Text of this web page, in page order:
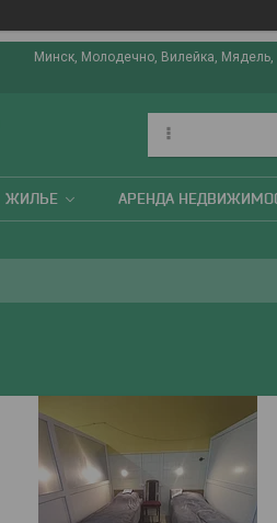
Минск, Молодечно, Вилейка,
ЖИЛЬЕ АРЕНДА